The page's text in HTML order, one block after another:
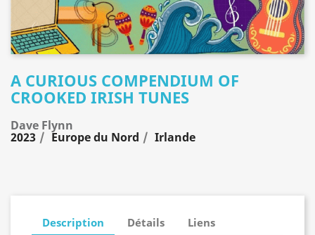
A CURIOUS COMPENDIUM OF
CROOKED IRISH TUNES
Dave Flynn
2023 Europe du Nord Irlande
Description Détails Liens